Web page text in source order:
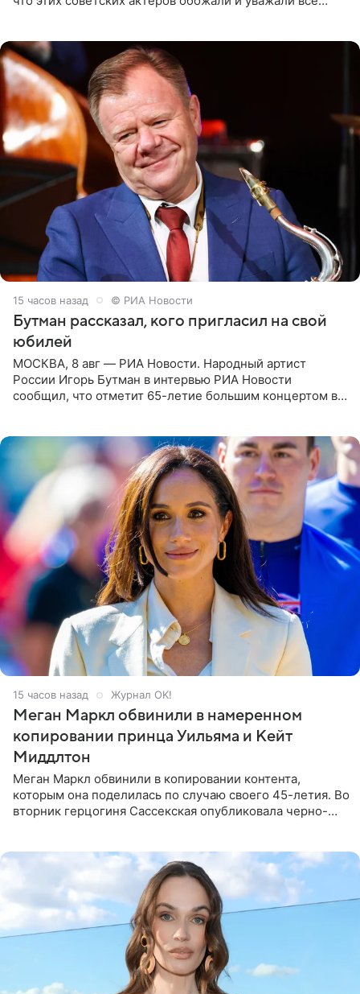
15 часов назад © РИА Новости
Бутман рассказал, кого пригласил на свой
юбилей
МОСКВА, 8 авг — РИА Новости. Народный артист
России Игорь Бутман в интервью РИА Новости
сообщил, что отметит 65-летие большим концертом в
15 часов назад Журнал OK!
Меган Маркл обвинили в намеренном
копировании принца Уильяма и Кейт
Миддлтон
Меган Маркл обвинили в копировании контента,
которым она поделилась по случаю своего 45-летия. Во
вторник герцогиня Сассекская опубликовала черно-